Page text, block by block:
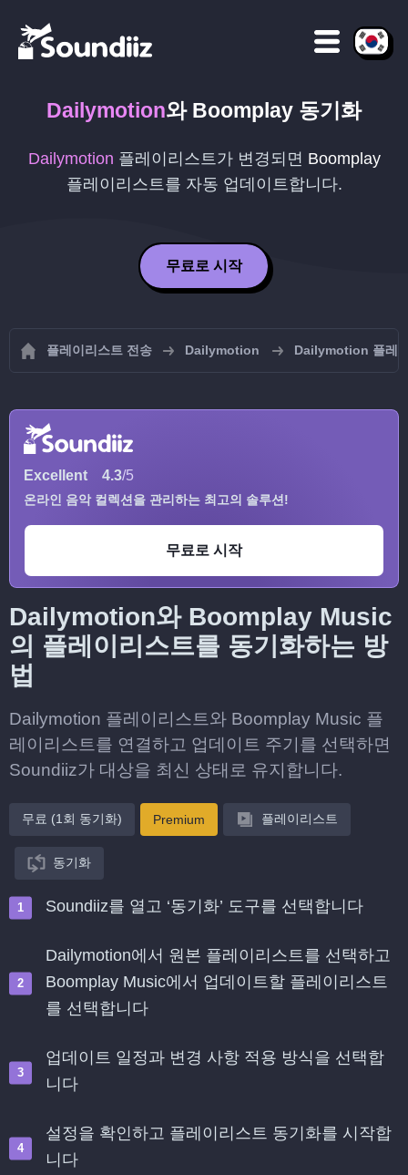
Dailymotion와 Boomplay 동기화
Dailymotion 플레이리스트가 변경되면 Boomplay
플레이리스트를 자동 업데이트합니다.
무료로 시작
플레이리스트 전송 Dailymotion Dailymotion 플레
Excellent 4.3/5
온라인 음악 컬렉션을 관리하는 최고의 솔루션!
무료로 시작
Dailymotion와 Boomplay Music
의 플레이리스트를 동기화하는 방
법
Dailymotion 플레이리스트와 Boomplay Music 플
레이리스트를 연결하고 업데이트 주기를 선택하면
Soundiiz가 대상을 최신 상태로 유지합니다.
무료 (1회 동기화) Premium 플레이리스트
동기화
Soundiiz를 열고 ‘동기화’ 도구를 선택합니다
Dailymotion에서 원본 플레이리스트를 선택하고
Boomplay Music에서 업데이트할 플레이리스트
를 선택합니다
업데이트 일정과 변경 사항 적용 방식을 선택합
니다
설정을 확인하고 플레이리스트 동기화를 시작합
니다